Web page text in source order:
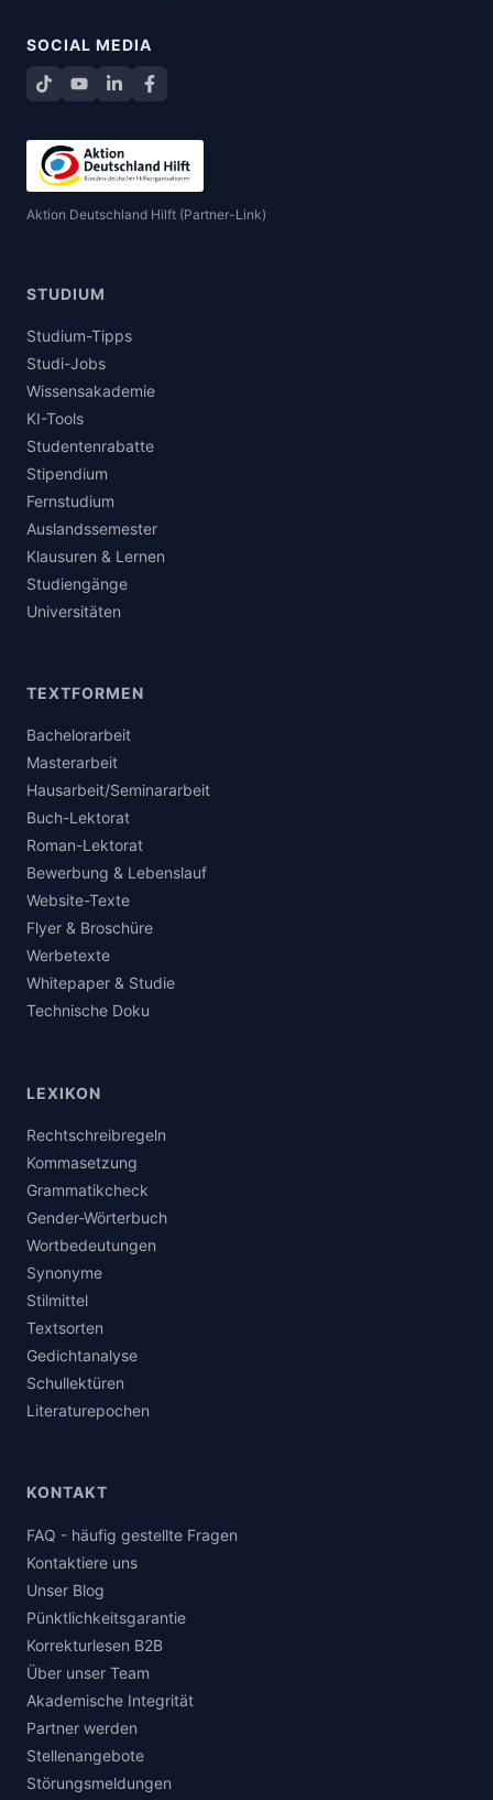
SOCIAL MEDIA
TikTokYouTube
LinkedInFacebook teilen
Aktion Deutschland Hilft (Partner-Link)
STUDIUM
Studium-Tipps
Studi-Jobs
Wissensakademie
KI-Tools
Studentenrabatte
Stipendium
Fernstudium
Auslandssemester
Klausuren & Lernen
Studiengänge
Universitäten
TEXTFORMEN
Bachelorarbeit
Masterarbeit
Hausarbeit/Seminararbeit
Buch-Lektorat
Roman-Lektorat
Bewerbung & Lebenslauf
Website-Texte
Flyer & Broschüre
Werbetexte
Whitepaper & Studie
Technische Doku
LEXIKON
Rechtschreibregeln
Kommasetzung
Grammatikcheck
Gender-Wörterbuch
Wortbedeutungen
Synonyme
Stilmittel
Textsorten
Gedichtanalyse
Schullektüren
Literaturepochen
KONTAKT
FAQ - häufig gestellte Fragen
Kontaktiere uns
Unser Blog
Pünktlichkeitsgarantie
Korrekturlesen B2B
Über unser Team
Akademische Integrität
Partner werden
Stellenangebote
Störungsmeldungen